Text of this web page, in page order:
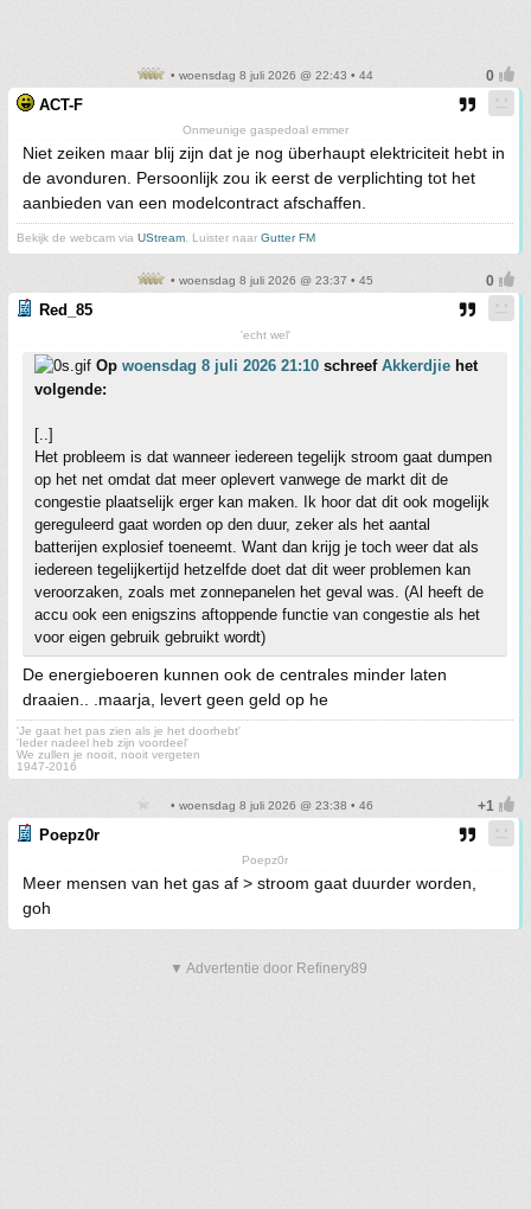
• woensdag 8 juli 2026 @ 22:43 • 44
ACT-F
Onmeunige gaspedoal emmer
Niet zeiken maar blij zijn dat je nog überhaupt elektriciteit hebt in
de avonduren. Persoonlijk zou ik eerst de verplichting tot het
aanbieden van een modelcontract afschaffen.
Bekijk de webcam via UStream . Luister naar Gutter FM
• woensdag 8 juli 2026 @ 23:37 • 45
Red_85
'echt wel'
Op woensdag 8 juli 2026 21:10 schreef Akkerdjie het
volgende:
[..]
Het probleem is dat wanneer iedereen tegelijk stroom gaat dumpen
op het net omdat dat meer oplevert vanwege de markt dit de
congestie plaatselijk erger kan maken. Ik hoor dat dit ook mogelijk
gereguleerd gaat worden op den duur, zeker als het aantal
batterijen explosief toeneemt. Want dan krijg je toch weer dat als
iedereen tegelijkertijd hetzelfde doet dat dit weer problemen kan
veroorzaken, zoals met zonnepanelen het geval was. (Al heeft de
accu ook een enigszins aftoppende functie van congestie als het
voor eigen gebruik gebruikt wordt)
De energieboeren kunnen ook de centrales minder laten
draaien.. .maarja, levert geen geld op he
'Je gaat het pas zien als je het doorhebt'
'Ieder nadeel heb zijn voordeel'
We zullen je nooit, nooit vergeten
1947-2016
• woensdag 8 juli 2026 @ 23:38 • 46
Poepz0r
Poepz0r
Meer mensen van het gas af > stroom gaat duurder worden,
goh
▼ Advertentie door Refinery89